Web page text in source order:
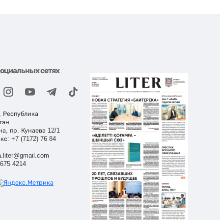
сетях
Республика
пр. Кунаева 12/1
+7 (7172) 76 84
4214